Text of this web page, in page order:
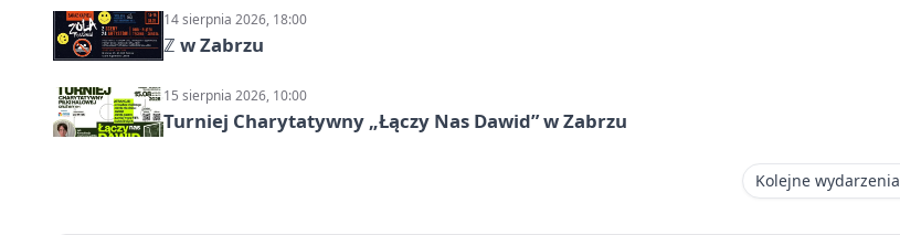
14 sierpnia 2026, 18:00
ℤ w Zabrzu
15 sierpnia 2026, 10:00
Turniej Charytatywny „Łączy Nas Dawid” w Zabrzu
Kolejne wydarzenia